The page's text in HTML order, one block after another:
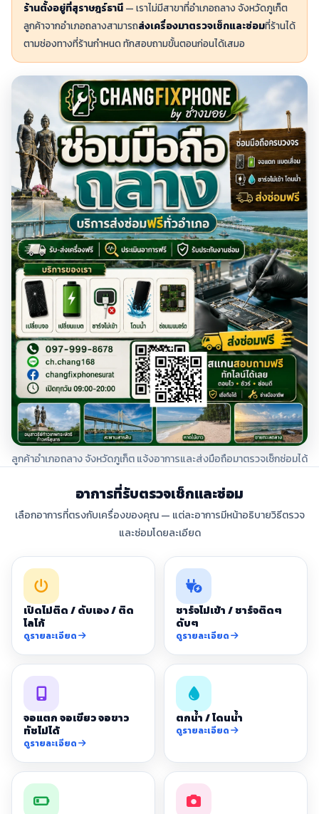
ร้านตั้งอยู่ที่สุราษฎร์ธานี — เราไม่มีสาขาที่อำเภอถลาง จังหวัดภูเก็ต
ลูกค้าจากอำเภอถลางสามารถส่งเครื่องมาตรวจเช็กและซ่อมที่ร้านได้
ตามช่องทางที่ร้านกำหนด ทักสอบถามขั้นตอนก่อนได้เสมอ
ลูกค้าอำเภอถลาง จังหวัดภูเก็ต แจ้งอาการและส่งมือถือมาตรวจเช็กซ่อมได้
อาการที่รับตรวจเช็กและซ่อม
เลือกอาการที่ตรงกับเครื่องของคุณ — แต่ละอาการมีหน้าอธิบายวิธีตรวจ
และซ่อมโดยละเอียด
เปิดไม่ติด / ดับเอง / ติด
โลโก้
ดูรายละเอียด
ชาร์จไม่เข้า / ชาร์จติดๆ
ดับๆ
ดูรายละเอียด
จอแตก จอเขียว จอขาว
ทัชไม่ได้
ดูรายละเอียด
ตกน้ำ / โดนน้ำ
ดูรายละเอียด